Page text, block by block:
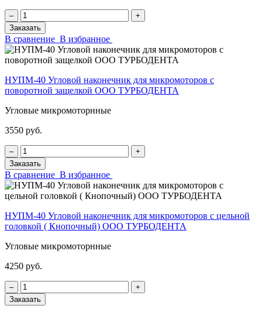
‒
+
Заказать
В сравнение В избранное
НУПМ-40 Угловой наконечник для микромоторов с
поворотной защелкой ООО ТУРБОДЕНТА
Угловые микромоторнные
3550 руб.
‒
+
Заказать
В сравнение В избранное
НУПМ-40 Угловой наконечник для микромоторов с цельной
головкой ( Кнопочный) ООО ТУРБОДЕНТА
Угловые микромоторнные
4250 руб.
‒
+
Заказать